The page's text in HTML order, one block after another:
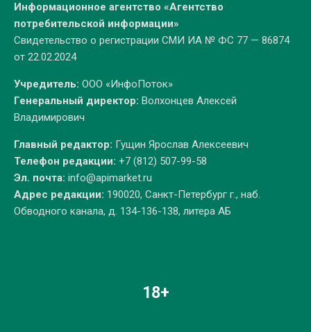
Информационное агентство «Агентство
потребительской информации»
Свидетельство о регистрации СМИ ИА № ФС 77 — 86874
от 22.02.2024
Учредитель: ООО «ИнфоПоток»
Генеральный директор: Волхонцев Алексей
Владимирович
Главный редактор: Гущин Ярослав Алексеевич
Телефон редакции: +7 (812) 507-99-58
Эл. почта: info@apimarket.ru
Адрес редакции: 190020, Санкт-Петербург г., наб.
Обводного канала, д. 134-136-138, литера АБ
18+